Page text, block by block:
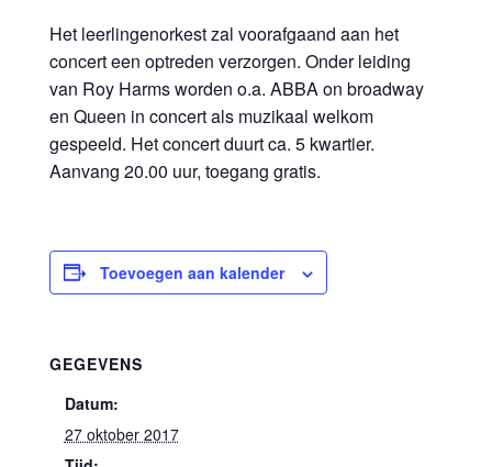
Het leerlingenorkest zal voorafgaand aan het
concert een optreden verzorgen. Onder leiding
van Roy Harms worden o.a. ABBA on broadway
en Queen in concert als muzikaal welkom
gespeeld. Het concert duurt ca. 5 kwartier.
Aanvang 20.00 uur, toegang gratis.
Toevoegen aan kalender
GEGEVENS
Datum:
27 oktober 2017